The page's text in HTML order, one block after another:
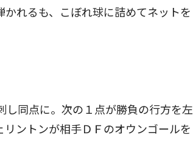
れるも、こぼれ球に詰めてネットを
同点に。次の１点が勝負の行方を左
ントンが相手ＤＦのオウンゴールを